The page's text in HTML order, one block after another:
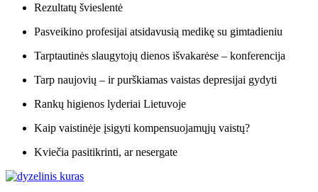
Rezultatų švieslentė
Pasveikino profesijai atsidavusią medikę su gimtadieniu
Tarptautinės slaugytojų dienos išvakarėse – konferencija
Tarp naujovių – ir purškiamas vaistas depresijai gydyti
Rankų higienos lyderiai Lietuvoje
Kaip vaistinėje įsigyti kompensuojamųjų vaistų?
Kviečia pasitikrinti, ar nesergate